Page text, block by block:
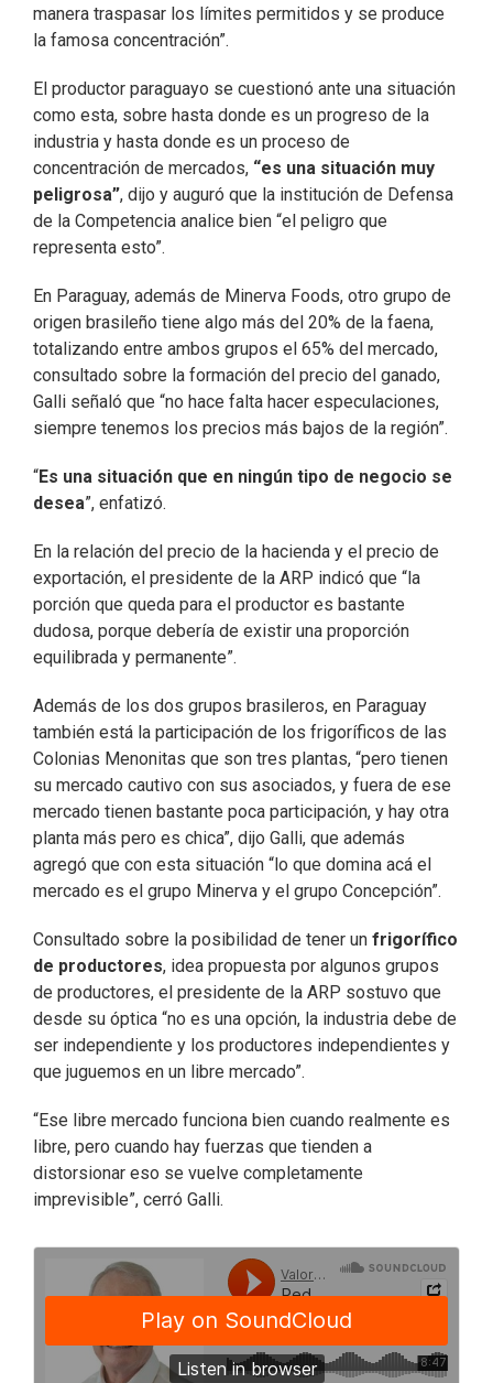
manera traspasar los límites permitidos y se produce
la famosa concentración”.
El productor paraguayo se cuestionó ante una situación
como esta, sobre hasta donde es un progreso de la
industria y hasta donde es un proceso de
concentración de mercados, “es una situación muy
peligrosa”, dijo y auguró que la institución de Defensa
de la Competencia analice bien “el peligro que
representa esto”.
En Paraguay, además de Minerva Foods, otro grupo de
origen brasileño tiene algo más del 20% de la faena,
totalizando entre ambos grupos el 65% del mercado,
consultado sobre la formación del precio del ganado,
Galli señaló que “no hace falta hacer especulaciones,
siempre tenemos los precios más bajos de la región”.
“Es una situación que en ningún tipo de negocio se
desea”, enfatizó.
En la relación del precio de la hacienda y el precio de
exportación, el presidente de la ARP indicó que “la
porción que queda para el productor es bastante
dudosa, porque debería de existir una proporción
equilibrada y permanente”.
Además de los dos grupos brasileros, en Paraguay
también está la participación de los frigoríficos de las
Colonias Menonitas que son tres plantas, “pero tienen
su mercado cautivo con sus asociados, y fuera de ese
mercado tienen bastante poca participación, y hay otra
planta más pero es chica”, dijo Galli, que además
agregó que con esta situación “lo que domina acá el
mercado es el grupo Minerva y el grupo Concepción”.
Consultado sobre la posibilidad de tener un frigorífico
de productores, idea propuesta por algunos grupos
de productores, el presidente de la ARP sostuvo que
desde su óptica “no es una opción, la industria debe de
ser independiente y los productores independientes y
que juguemos en un libre mercado”.
“Ese libre mercado funciona bien cuando realmente es
libre, pero cuando hay fuerzas que tienden a
distorsionar eso se vuelve completamente
imprevisible”, cerró Galli.